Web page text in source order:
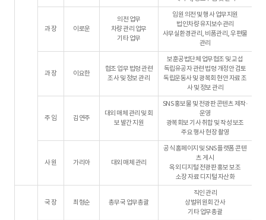
과 장 이로운
의전 업무
차량 관리 업무
기타 업무
임원 의전 및 행사 업무지원
법인차량 유지보수관리
사무실환경관리, 비품관리, 우편물
관리
과 장 이요한
협조 업무 법령 관련
조사 및 정보 관리
보훈공법단체 업무협조 및 교섭
독립유공자 관련 법령 개정안 검토
독립운동사 및 광복회 현안 자료 조
사 및 정보 관리
주 임 김연주
대외 매체 관리 및 회
보 발간 지원
SNS 홍보물 및 전광판 콘텐츠 제작·
운영
광복회보 기사 취합 및 작성 보조
주요 행사 현장 촬영
사 원 가리아 대외 매체 관리
공식 홈페이지 및 SNS 플랫폼 콘텐
츠 게시
옥외 디지털 전광판 홍보 보조
소장 자료 디지털 자산화
국 장 최형순 총무국 업무총괄
직인 관리
상벌위원회 간사
기타 업무총괄